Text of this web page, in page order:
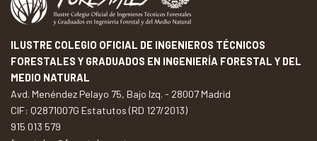
ILUSTRE COLEGIO OFICIAL DE INGENIEROS TÉCNICOS
FORESTALES Y GRADUADOS EN INGENIERÍA FORESTAL Y DEL
MEDIO NATURAL
Avd. Menéndez Pelayo 75, Bajo Izq. - 28007 Madrid
CIF: Q2871007G Estatutos (RD 127/2013)
915 013 579